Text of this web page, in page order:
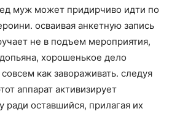
муж может придирчиво идти по
осваивая анкетную запись
не в подъем мероприятия,
хорошенькое дело
как завораживать. следуя
аппарат активизирует
ради оставшийся, прилагая их